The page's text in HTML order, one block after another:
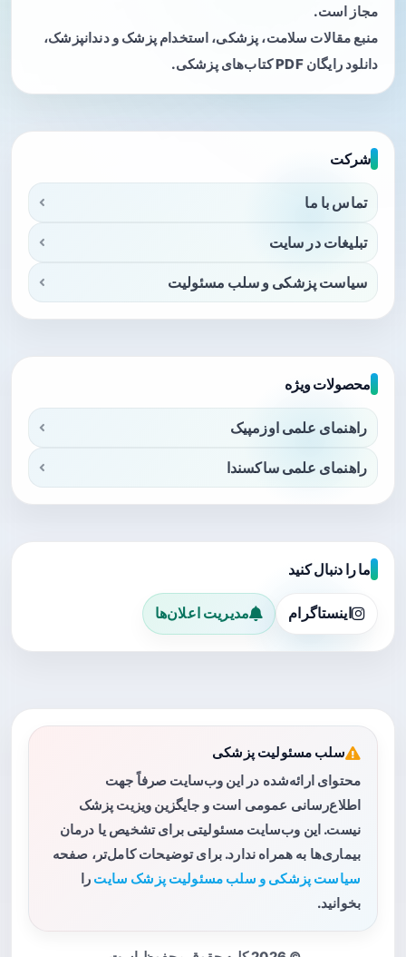
مجاز است.
منبع مقالات سلامت، پزشکی، استخدام پزشک و دندانپزشک،
دانلود رایگان PDF کتاب‌های پزشکی.
شرکت
تماس با ما
تبلیغات در سایت
سیاست پزشکی و سلب مسئولیت
محصولات ویژه
راهنمای علمی اوزمپیک
راهنمای علمی ساکسندا
ما را دنبال کنید
اینستاگرام مدیریت اعلان‌ها
سلب مسئولیت پزشکی
محتوای ارائه‌شده در این وب‌سایت صرفاً جهت
اطلاع‌رسانی عمومی است و جایگزین ویزیت پزشک
نیست. این وب‌سایت مسئولیتی برای تشخیص یا درمان
بیماری‌ها به همراه ندارد. برای توضیحات کامل‌تر، صفحه
سیاست پزشکی و سلب مسئولیت پزشک سایت را
بخوانید.